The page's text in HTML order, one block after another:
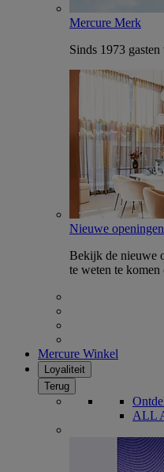
Mercure Merk
Sinds 1973
Nieuwe
Bekijk de nieuwe
te weten te komen
Mercure Winkel
Loyaliteit
Terug
ALL